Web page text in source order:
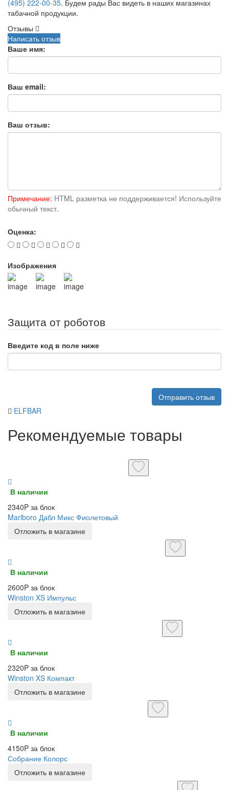
(495) 222-00-35. Будем рады Вас видеть в наших магазинах
табачной продукции.
Отзывы
Написать отзыв
Ваше имя:
Ваш email:
Ваш отзыв:
Примечание: HTML разметка не поддерживается! Используйте
обычный текст.
Оценка:
Изображения
Защита от роботов
Введите код в поле ниже
Отправить отзыв
ELFBAR
Рекомендуемые товары
В наличии
2340P за блок
Marlboro Дабл Микс Фиолетовый
Отложить в магазине
В наличии
2600P за блок
Winston XS Импульс
Отложить в магазине
В наличии
2320P за блок
Winston XS Компакт
Отложить в магазине
В наличии
4150P за блок
Собрание Колорс
Отложить в магазине